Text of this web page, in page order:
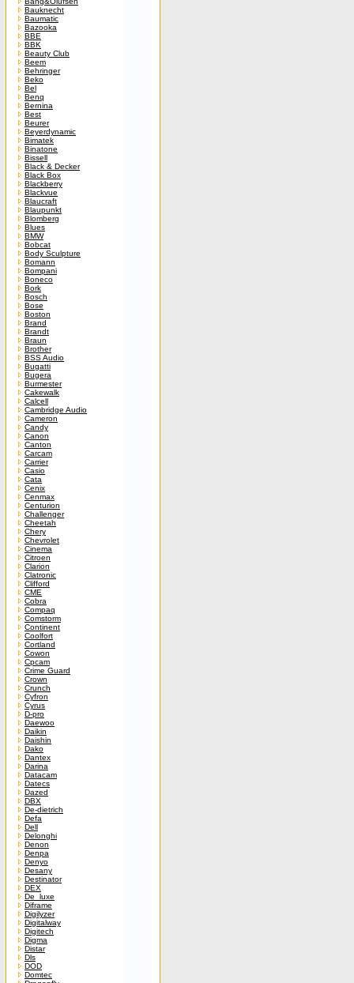
Bauknecht
Baumatic
Bazooka
BBE
BBK
Beauty Club
Beem
Behringer
Beko
Bel
Benq
Bernina
Best
Beurer
Beyerdynamic
Bimatek
Binatone
Bissell
Black & Decker
Black Box
Blackberry
Blackvue
Blaucraft
Blaupunkt
Blomberg
Blues
BMW
Bobcat
Body Sculpture
Bomann
Bompani
Boneco
Bork
Bosch
Bose
Boston
Brand
Brandt
Braun
Brother
BSS Audio
Bugatti
Bugera
Burmester
Cakewalk
Calcell
Cambridge Audio
Cameron
Candy
Canon
Canton
Carcam
Carrier
Casio
Cata
Cenix
Cenmax
Centurion
Challenger
Cheetah
Chery
Chevrolet
Cinema
Citroen
Clarion
Clatronic
Clifford
CME
Cobra
Compaq
Comstorm
Continent
Coolfort
Cortland
Cowon
Cpcam
Crime Guard
Crown
Crunch
Cyfron
Cyrus
D-pro
Daewoo
Daikin
Daishin
Dako
Dantex
Darina
Datacam
Datecs
Dazed
DBX
De-dietrich
Defa
Dell
Delonghi
Denon
Denpa
Denyo
Desany
Destinator
DEX
De_luxe
Diframe
Digilyzer
Digitalway
Digitech
Digma
Distar
Dls
DOD
Domtec